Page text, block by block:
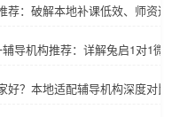
荐：破解本地补课低效、师资
导机构推荐：详解兔启1对1微
？本地适配辅导机构深度对比